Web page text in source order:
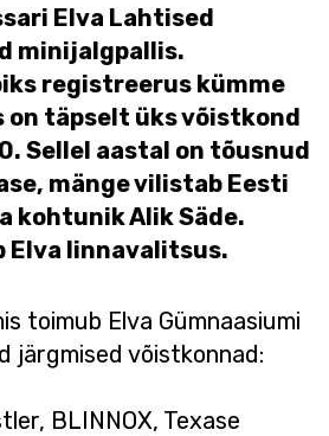
Elva Lahtised
minijalgpallis.
registreerus kümme
on täpselt üks võistkond
Sellel aastal on tõusnud
mänge vilistab Eesti
kohtunik Alik Säde.
Elva linnavalitsus.
toimub Elva Gümnaasiumi
järgmised võistkonnad:
BLINNOX, Texase